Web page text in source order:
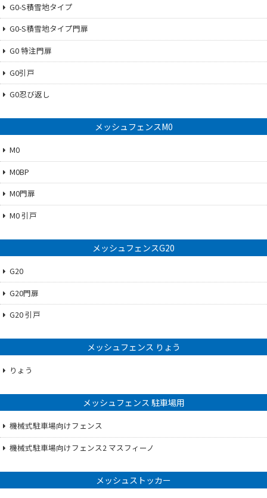
G0-S積雪地タイプ
G0-S積雪地タイプ門扉
G0 特注門扉
G0引戸
G0忍び返し
メッシュフェンスM0
M0
M0BP
M0門扉
M0 引戸
メッシュフェンスG20
G20
G20門扉
G20 引戸
メッシュフェンス りょう
りょう
メッシュフェンス 駐車場用
機械式駐車場向けフェンス
機械式駐車場向けフェンス2 マスフィーノ
メッシュストッカー